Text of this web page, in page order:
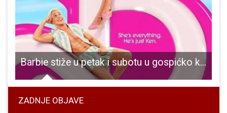
Barbie stiže u petak i subotu u gospićko kino Korzo
ZADNJE OBJAVE